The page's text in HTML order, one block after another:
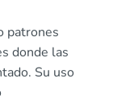
patrones
donde las
Su uso